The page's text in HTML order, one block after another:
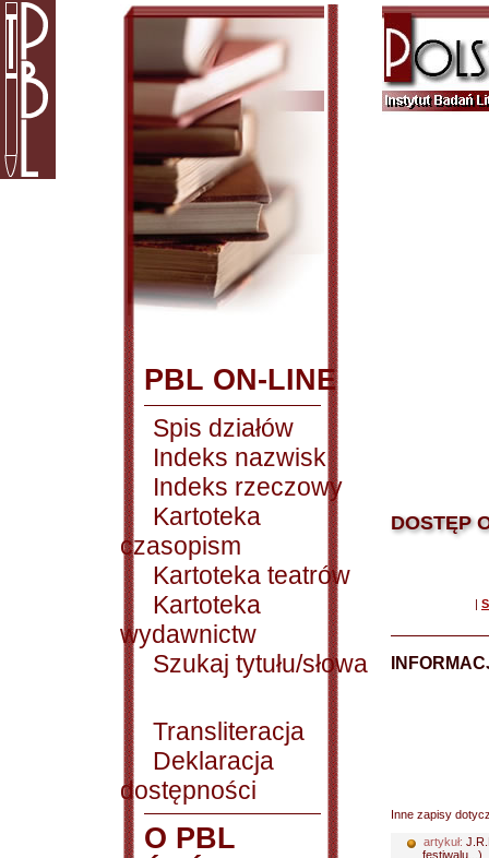
PBL ON-LINE
Spis działów
Indeks nazwisk
Indeks rzeczowy
Kartoteka
czasopism
Kartoteka teatrów
Kartoteka
wydawnictw
Szukaj tytułu/słowa
Transliteracja
Deklaracja
dostępności
O PBL
DOSTĘP
|
Inne zapisy
artykuł:
festiwalu...)